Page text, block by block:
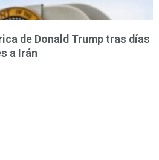
de Donald Trump tras días
a Irán